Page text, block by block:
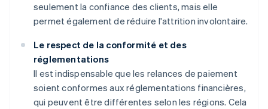
seulement la confiance des clients, mais elle
permet également de réduire l'attrition involontaire.
Le respect de la conformité et des
réglementations
Il est indispensable que les relances de paiement
soient conformes aux réglementations financières,
qui peuvent être différentes selon les régions. Cela